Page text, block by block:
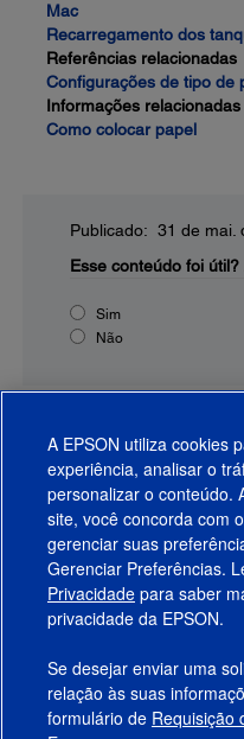
Mac
Recarregamento dos
Referências relacionadas
Configurações de tipo de
Informações relacionadas
Como colocar papel
Publicado: 31 de mai.
Esse conteúdo foi útil?
Sim
Não
Produtos
Suporte
Links Sugeridos
Empresa
A EPSON utiliza cookies
experiência, analisar o
personalizar o conteúdo.
site, você concorda com
gerenciar suas
Gerenciar Preferências.
Privacidade para saber
privacidade da EPSON.
Se desejar enviar uma
relação às suas
formulário de Requisição